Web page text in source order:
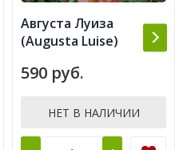
Августа Луиза
(Augusta Luise)
590 руб.
НЕТ В НАЛИЧИИ